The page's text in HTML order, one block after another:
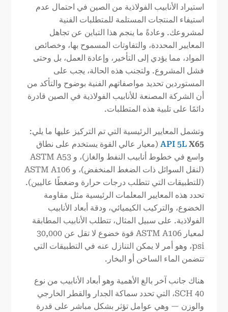
استيراد الأنابيب الفولاذية من الصين في احتمال عدم
استيفاء المنتجات المستلمة للمتطلبات الفنية
لمشروعك. وعادةً ما ينجم هذا التباين عن تجاهل
المعايير المحددة، والتفاوتات المسموح بها، وخصائص
المواد، مما يؤدي إلى التأخير، وإعادة العمل، بل وحتى
فشل المشروع. ولتجنب هذه الحالة، يجب على
المستوردين تحديد مواصفاتهم الفنية بوضوح والتأكد من
أن الشركة المصنعة للأنابيب الفولاذية في الصين قادرة
دائمًا على تلبية هذه المتطلبات.
وتشمل المعايير الرئيسية التي تم التركيز عليها ما يلي:
API 5LX65
(معيار عالي القوة يستخدم على نطاق
واسع في خطوط أنابيب النفط والغاز)، و ASTM A53
(لنقل السوائل ذات الضغط المنخفض)، و ASTM A106
(للتطبيقات التي تتطلب درجات حرارة وضغطًا عاليين).
تحدد هذه المعايير المعلمات الرئيسية مثل مقاومة
الخضوع، والتركيب الكيميائي، ودقة أبعاد الأنابيب
الفولاذية. على سبيل المثال، تتطلب الأنابيب المطابقة
لمعيار ASTM A106 قوة خضوع لا تقل عن 30,000
psi، وهو أمر لا يمكن التنازل عنه في التطبيقات التي
تتضمن الماء الساخن أو البخار.
هناك جانب آخر بالغ الأهمية وهو أبعاد الأنابيب من نوع
SCH 40، التي تحدد سماكة الجدار والقطر الخارجي
والوزن — وهي عوامل تؤثر بشكل مباشر على قدرة